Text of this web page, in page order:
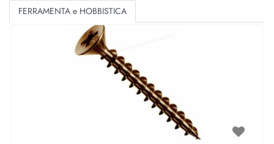
FERRAMENTA e HOBBISTICA